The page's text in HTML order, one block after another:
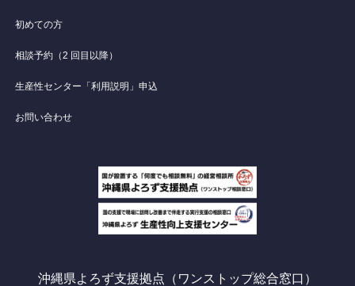
初めての方
相談予約（2 回目以降）
生産性センター「利用説明」申込
お問い合わせ
沖縄県よろず支援拠点（ワンストップ総合窓口）